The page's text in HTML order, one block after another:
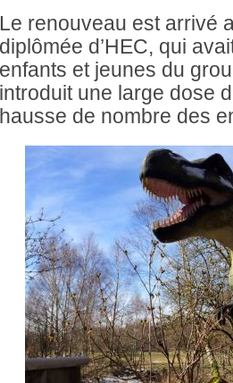
Le renouveau est arrivé
diplômée d’HEC, qui
enfants et jeunes du
introduit une large dose
hausse de nombre des